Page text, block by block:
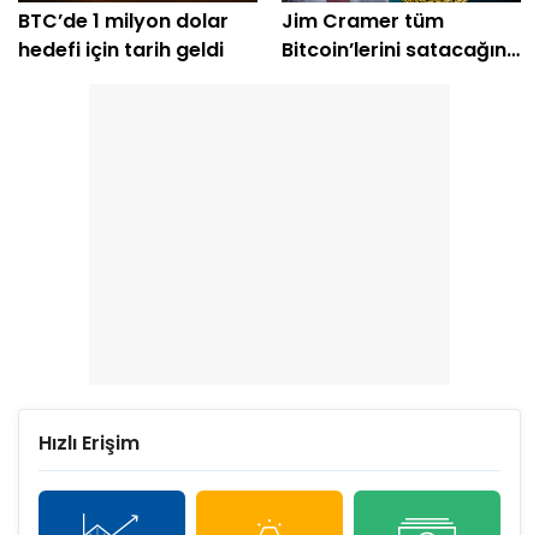
BTC’de 1 milyon dolar
hedefi için tarih geldi
Jim Cramer tüm
Bitcoin’lerini satacağını
Hızlı Erişim